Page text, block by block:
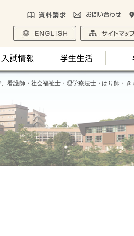
、看護師・社会福祉士・理学療法士・はり師・